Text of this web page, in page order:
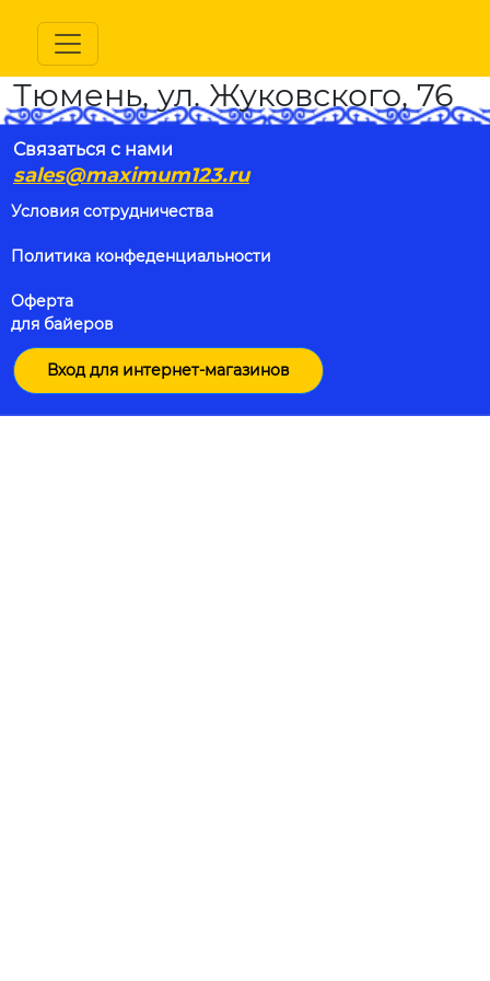
Тюмень, ул. Жуковского, 76
Связаться с нами
sales@maximum123.ru
Условия сотрудничества
Политика конфеденциальности
Оферта
для байеров
Вход для интернет-магазинов